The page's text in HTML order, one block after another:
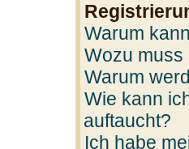
Warum
Wozu muss
Warum
Wie kann
auftaucht?
Ich habe